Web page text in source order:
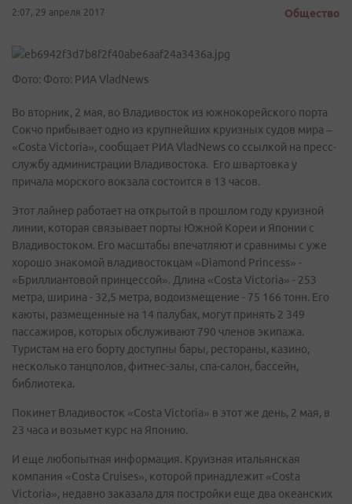
2:07, 29 апреля 2017 Общество
Фото: Фото: РИА VladNews
Во вторник, 2 мая, во Владивосток из южнокорейского порта
Сокчо прибывает одно из крупнейших круизных судов мира –
«Costa Victoria», сообщает РИА VladNews со ссылкой на преcc-
службу администрации Владивостока. Его швартовка у
причала морского вокзала состоится в 13 часов.
Этот лайнер работает на открытой в прошлом году круизной
линии, которая связывает порты Южной Кореи и Японии с
Владивостоком. Его масштабы впечатляют и сравнимы с уже
хорошо знакомой владивостокцам «Diamond Princess» -
«Бриллиантовой принцессой». Длина «Costa Victoria» - 253
метра, ширина - 32,5 метра, водоизмещение - 75 166 тонн. Его
каюты, размещенные на 14 палубах, могут принять 2 349
пассажиров, которых обслуживают 790 членов экипажа.
Туристам на его борту доступны бары, рестораны, казино,
несколько танцполов, фитнес-залы, спа-салон, бассейн,
библиотека.
Покинет Владивосток «Costa Victoria» в этот же день, 2 мая, в
23 часа и возьмет курс на Японию.
И еще любопытная информация. Круизная итальянская
компания «Costa Cruises», которой принадлежит «Costa
Victoria», недавно заказала для постройки еще два океанских